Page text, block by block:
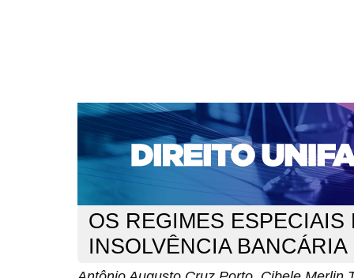
CAPA SOBRE ACESSO CADASTRO
NOTÍCIAS
EDIÇÕES DE Nº 1 A 100 WEBMAIL
Capa>n. 178 (2015) > Cruz Porto
OS REGIMES ESPECIAIS
INSOLVÊNCIA